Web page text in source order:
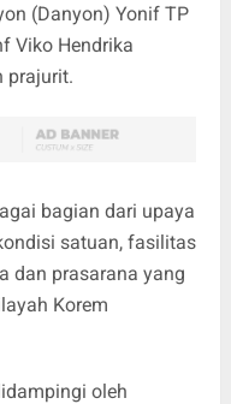
(Danyon) Yonif TP
Viko Hendrika
prajurit.
bagian dari upaya
satuan, fasilitas
dan prasarana yang
Korem
oleh